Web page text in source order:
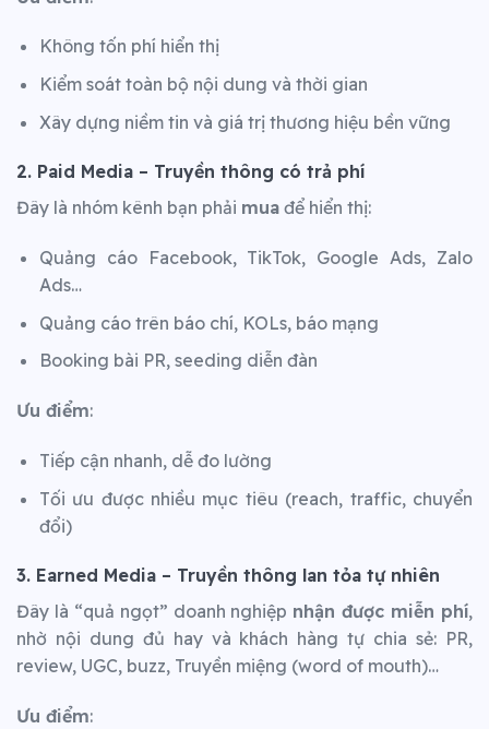
Không tốn phí hiển thị
Kiểm soát toàn bộ nội dung và thời gian
Xây dựng niềm tin và giá trị thương hiệu bền vững
2. Paid Media – Truyền thông có trả phí
Đây là nhóm kênh bạn phải mua để hiển thị:
Quảng cáo Facebook, TikTok, Google Ads, Zalo
Ads…
Quảng cáo trên báo chí, KOLs, báo mạng
Booking bài PR, seeding diễn đàn
Ưu điểm:
Tiếp cận nhanh, dễ đo lường
Tối ưu được nhiều mục tiêu (reach, traffic, chuyển
đổi)
3. Earned Media – Truyền thông lan tỏa tự nhiên
Đây là “quả ngọt” doanh nghiệp nhận được miễn phí,
nhờ nội dung đủ hay và khách hàng tự chia sẻ: PR,
review, UGC, buzz, Truyền miệng (word of mouth)…
Ưu điểm: